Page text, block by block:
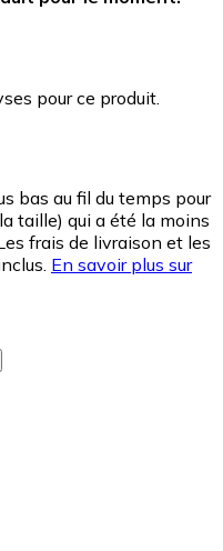
pour ce produit.
bas au fil du temps pour
taille) qui a été la moins
frais de livraison et les
En savoir plus sur